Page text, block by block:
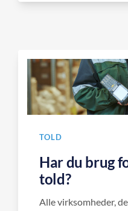
TOLD
Har du brug
told?
Alle virksomheder,